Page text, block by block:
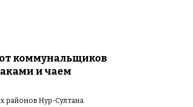
коммунальщиков
и чаем
районов Нур-Султана